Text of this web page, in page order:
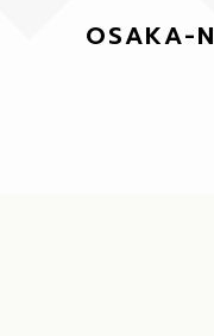
OSAKA-N